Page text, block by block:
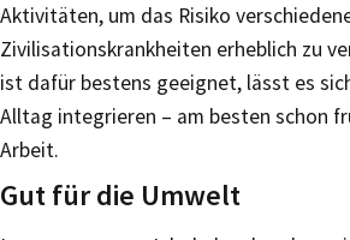
Aktivitäten, um das Risiko
Zivilisationskrankheiten erheblich zu
ist dafür bestens geeignet, lässt es
Alltag integrieren – am besten schon
Arbeit.
Gut für die Umwelt